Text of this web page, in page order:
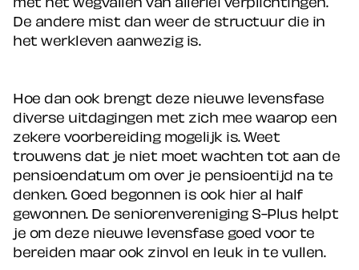
De andere mist dan weer de structuur die in
het werkleven aanwezig is.
Hoe dan ook brengt deze nieuwe levensfase
diverse uitdagingen met zich mee waarop een
zekere voorbereiding mogelijk is. Weet
trouwens dat je niet moet wachten tot aan de
pensioendatum om over je pensioentijd na te
denken. Goed begonnen is ook hier al half
gewonnen. De seniorenvereniging S-Plus helpt
je om deze nieuwe levensfase goed voor te
bereiden maar ook zinvol en leuk in te vullen.